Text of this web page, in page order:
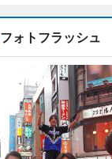
フォトフラッシュ